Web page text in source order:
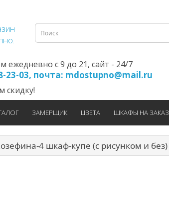
ежедневно с 9 до 21, cайт - 24/7
23-03, почта: mdostupno@mail.ru
скидку!
ЗАМЕРЩИК ЦВЕТА ШКАФЫ НА ЗАКАЗ
4 шкаф-купе (с рисунком и без)